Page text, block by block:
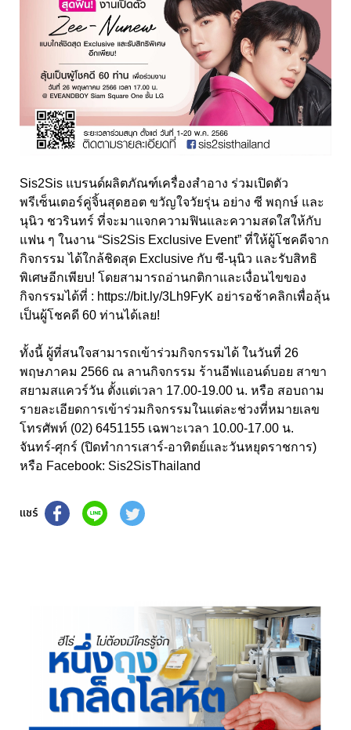
Sis2Sis แบรนด์ผลิตภัณฑ์เครื่องสำอาง ร่วมเปิดตัว
พรีเซ็นเตอร์คู่จิ้นสุดฮอต ขวัญใจวัยรุ่น อย่าง ซี พฤกษ์ และ
นุนิว ชวรินทร์ ที่จะมาแจกความฟินและความสดใสให้กับ
แฟน ๆ ในงาน “Sis2Sis Exclusive Event” ที่ให้ผู้โชคดีจาก
กิจกรรม ได้ใกล้ชิดสุด Exclusive กับ ซี-นุนิว และรับสิทธิ
พิเศษอีกเพียบ! โดยสามารถอ่านกติกาและเงื่อนไขของ
กิจกรรมได้ที่ : https://bit.ly/3Lh9FyK อย่ารอช้าคลิกเพื่อลุ้น
เป็นผู้โชคดี 60 ท่านได้เลย!
ทั้งนี้ ผู้ที่สนใจสามารถเข้าร่วมกิจกรรมได้ ในวันที่ 26
พฤษภาคม 2566 ณ ลานกิจกรรม ร้านอีฟแอนด์บอย สาขา
สยามสแควร์วัน ตั้งแต่เวลา 17.00-19.00 น. หรือ สอบถาม
รายละเอียดการเข้าร่วมกิจกรรมในแต่ละช่วงที่หมายเลข
โทรศัพท์ (02) 6451155 เฉพาะเวลา 10.00-17.00 น.
จันทร์-ศุกร์ (ปิดทำการเสาร์-อาทิตย์และวันหยุดราชการ)
หรือ Facebook: Sis2SisThailand
แชร์